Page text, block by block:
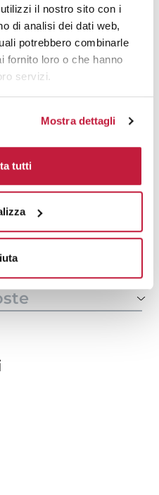
il nostro sito con i
di analisi dei dati web,
potrebbero combinarle
fornito loro o che hanno
servizi.
Mostra dettagli
tutti
€ 17,53
€ 16,97
€ 16,69
€ 16,55
€ 16,48